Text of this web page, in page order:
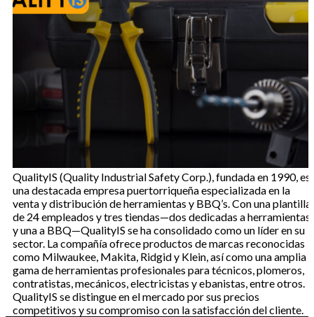
QualityIS (Quality Industrial Safety Corp.), fundada en 1990, es
una destacada empresa puertorriqueña especializada en la
venta y distribución de herramientas y BBQ’s. Con una plantilla
de 24 empleados y tres tiendas—dos dedicadas a herramientas
y una a BBQ—QualityIS se ha consolidado como un líder en su
sector. La compañía ofrece productos de marcas reconocidas
como Milwaukee, Makita, Ridgid y Klein, así como una amplia
gama de herramientas profesionales para técnicos, plomeros,
contratistas, mecánicos, electricistas y ebanistas, entre otros.
QualityIS se distingue en el mercado por sus precios
competitivos y su compromiso con la satisfacción del cliente.